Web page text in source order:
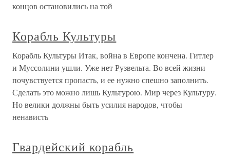
концов остановились на той
Корабль Культуры
Корабль Культуры Итак, война в Европе кончена. Гитлер
и Муссолини ушли. Уже нет Рузвельта. Во всей жизни
почувствуется пропасть, и ее нужно спешно заполнить.
Сделать это можно лишь Культурою. Мир через Культуру.
Но велики должны быть усилия народов, чтобы
ненависть
Гвардейский корабль